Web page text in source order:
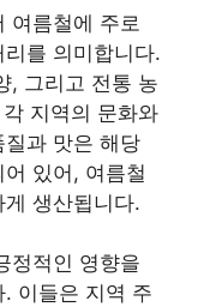
여름철에 주로
를 의미합니다.
, 그리고 전통 농
지역의 문화와
과 맛은 해당
있어, 여름철
생산됩니다.
정적인 영향을
이들은 지역 주